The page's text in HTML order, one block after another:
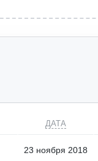
ДАТА
23 ноября 2018